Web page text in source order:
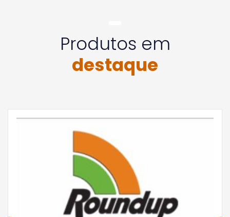
Produtos em
destaque